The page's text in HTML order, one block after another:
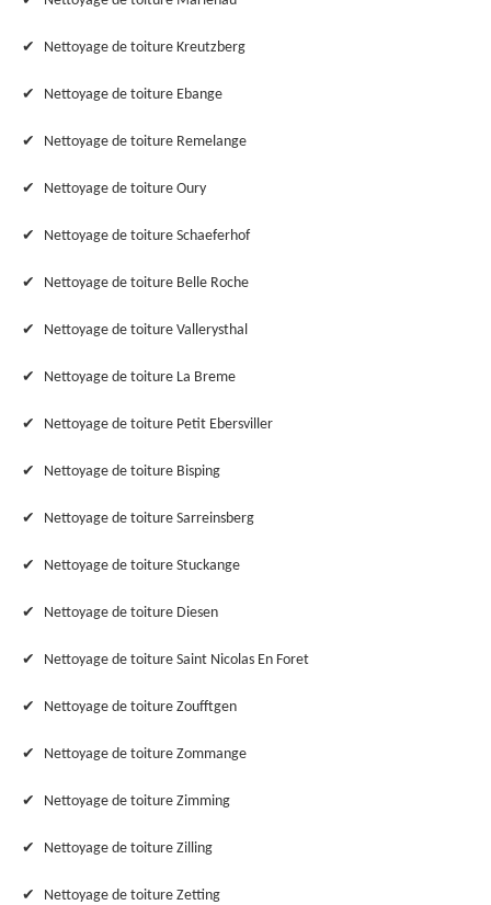
Nettoyage de toiture Kreutzberg
Nettoyage de toiture Ebange
Nettoyage de toiture Remelange
Nettoyage de toiture Oury
Nettoyage de toiture Schaeferhof
Nettoyage de toiture Belle Roche
Nettoyage de toiture Vallerysthal
Nettoyage de toiture La Breme
Nettoyage de toiture Petit Ebersviller
Nettoyage de toiture Bisping
Nettoyage de toiture Sarreinsberg
Nettoyage de toiture Stuckange
Nettoyage de toiture Diesen
Nettoyage de toiture Saint Nicolas En Foret
Nettoyage de toiture Zoufftgen
Nettoyage de toiture Zommange
Nettoyage de toiture Zimming
Nettoyage de toiture Zilling
Nettoyage de toiture Zetting